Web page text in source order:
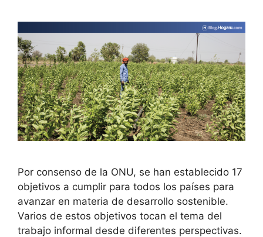
Por consenso de la ONU, se han establecido 17
objetivos a cumplir para todos los países para
avanzar en materia de desarrollo sostenible.
Varios de estos objetivos tocan el tema del
trabajo informal desde diferentes perspectivas.